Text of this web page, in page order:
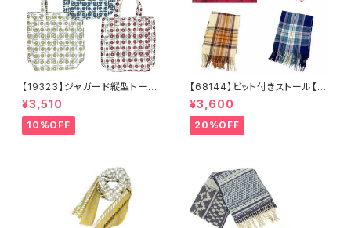
【19323】ジャガード縦型トート
【送料無料】トレンド トートバッ
グ ジャガードバッグ ジャガー
ド生地 花柄 グレーベージ
ュ アイボリー ライトグレー
¥3,510
10%OFF
【68144】ビット付きストール【送
料無料】チェック柄 大判ストー
ル チェックストール アイボリ
ー ベージュ レッド ネイビ
ー フリンジ マフラー ひざ
¥3,600
20%OFF